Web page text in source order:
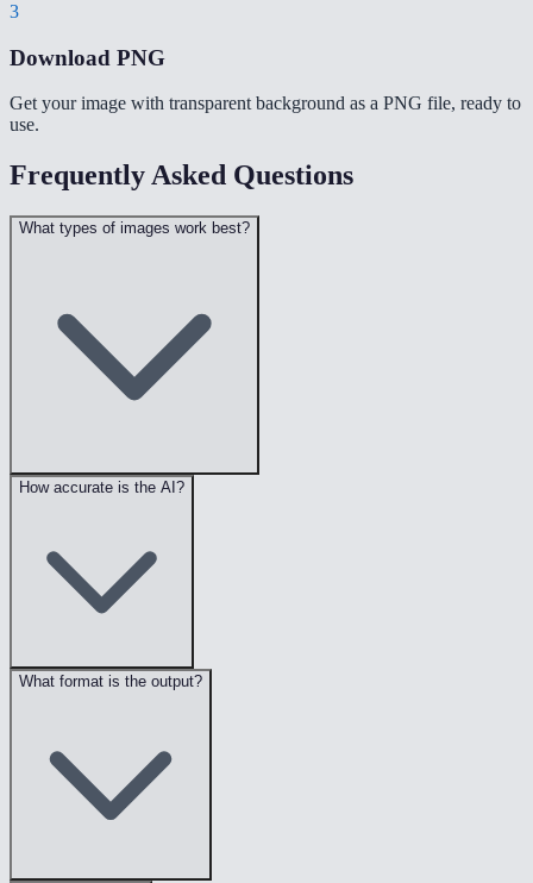
3
Download PNG
Get your image with transparent background as a PNG file, ready to
use.
Frequently Asked Questions
What types of images work best?
How accurate is the AI?
What format is the output?